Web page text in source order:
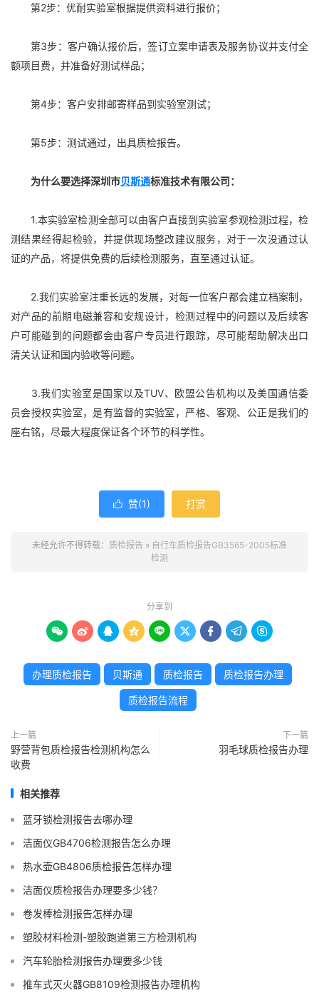
第2步：优耐实验室根据提供资料进行报价；
第3步：客户确认报价后，签订立案申请表及服务协议并支付全
额项目费，并准备好测试样品；
第4步：客户安排邮寄样品到实验室测试；
第5步：测试通过，出具质检报告。
为什么要选择深圳市贝斯通标准技术有限公司：
1.本实验室检测全部可以由客户直接到实验室参观检测过程，检
测结果经得起检验，并提供现场整改建议服务，对于一次没通过认
证的产品，将提供免费的后续检测服务，直至通过认证。
2.我们实验室注重长远的发展，对每一位客户都会建立档案制，
对产品的前期电磁兼容和安规设计，检测过程中的问题以及后续客
户可能碰到的问题都会由客户专员进行跟踪，尽可能帮助解决出口
清关认证和国内验收等问题。
3.我们实验室是国家以及TUV、欧盟公告机构以及美国通信委
员会授权实验室，是有监督的实验室，严格、客观、公正是我们的
座右铭，尽最大程度保证各个环节的科学性。
 赞(1) 打赏
未经允许不得转载： 质检报告 » 自行车质检报告GB3565-2005标准
检测
分享到
        
办理质检报告 贝斯通 质检报告 质检报告办理
质检报告流程
上一篇
野营背包质检报告检测机构怎么
收费
下一篇
羽毛球质检报告办理
相关推荐
蓝牙锁检测报告去哪办理
洁面仪GB4706检测报告怎么办理
热水壶GB4806质检报告怎样办理
洁面仪质检报告办理要多少钱？
卷发棒检测报告怎样办理
塑胶材料检测-塑胶跑道第三方检测机构
汽车轮胎检测报告办理要多少钱
推车式灭火器GB8109检测报告办理机构